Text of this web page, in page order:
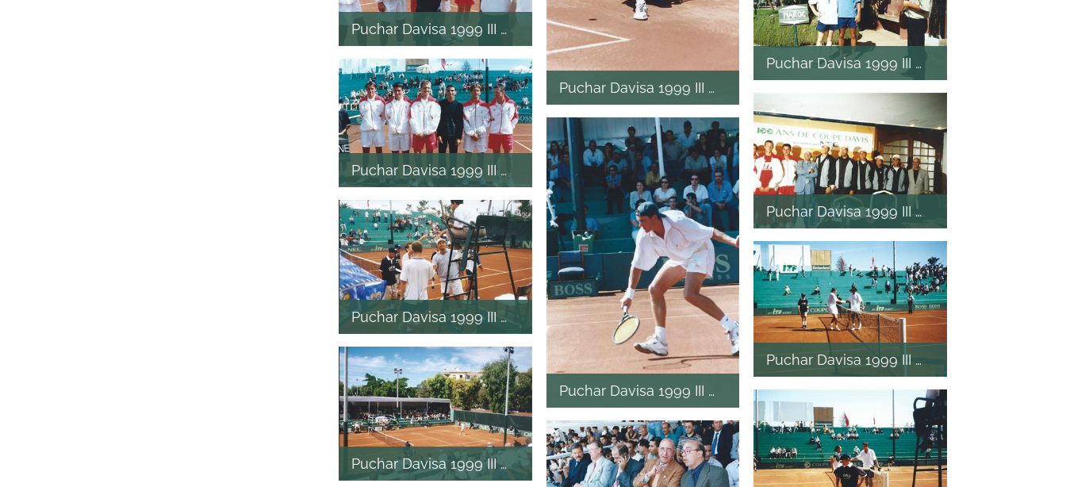
Puchar Davisa 1999 III mecz
Puchar Davisa 1999 III mecz
Puchar Davisa 1999 III mecz
Puchar Davisa 1999 III mecz
Puchar Davisa 1999 III mecz
Puchar Davisa 1999 III mecz
Puchar Davisa 1999 III mecz
Puchar Davisa 1999 III mecz
Puchar Davisa 1999 III mecz